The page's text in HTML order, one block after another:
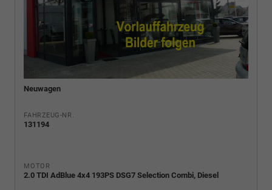
Neuwagen
FAHRZEUG-NR.
131194
MOTOR
2.0 TDI AdBlue 4x4 193PS DSG7 Selection Combi, Diesel